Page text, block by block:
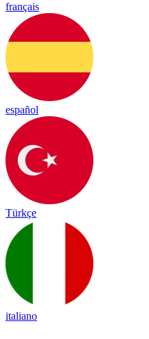
français
español
Türkçe
italiano